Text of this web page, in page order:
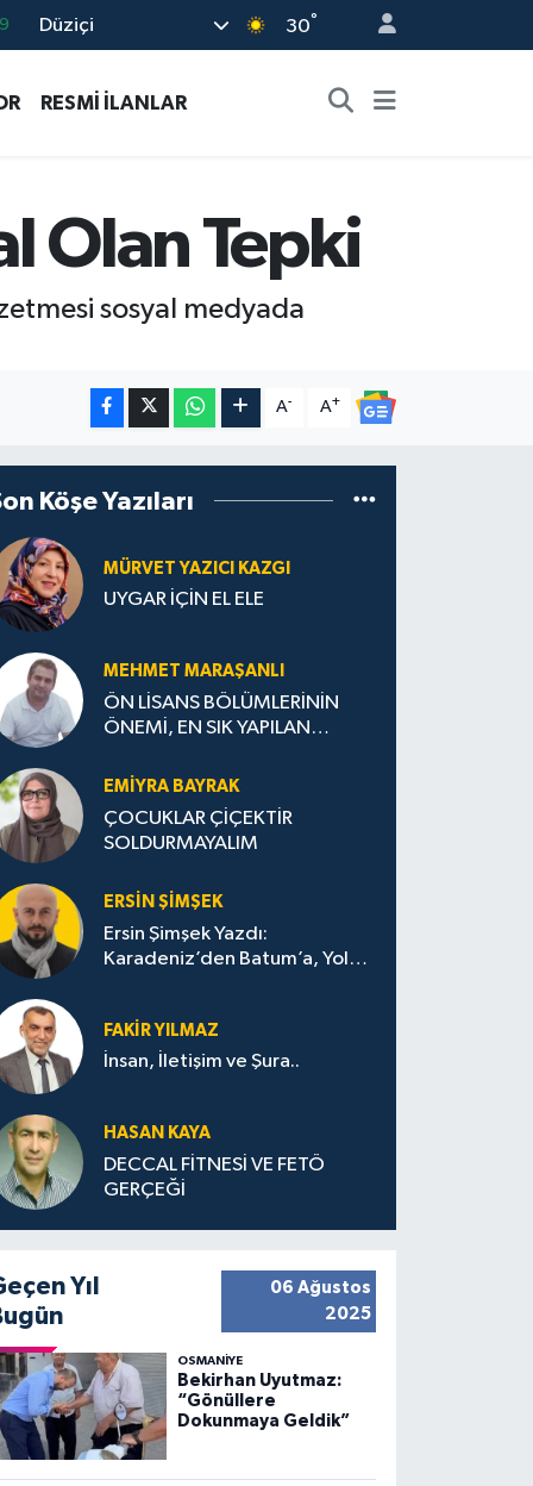
Düziçi 30°
RESMİ İLANLAR
Olan Tepki
sosyal medyada
A- A+
Köşe Yazıları
MÜRVET YAZICI KAZGI
UYGAR İÇİN EL ELE
MEHMET MARAŞANLI
ÖN LİSANS BÖLÜMLERİNİN
ÖNEMİ, EN SIK YAPILAN
STRATEJİLERİ
EMIYRA BAYRAK
ÇOCUKLAR ÇİÇEKTİR
SOLDURMAYALIM
ERSIN ŞIMŞEK
Ersin Şimşek Yazdı:
Karadeniz’den Batum’a, Yolun
FAKIR YILMAZ
İnsan, İletişim ve Şura..
HASAN KAYA
DECCAL FİTNESİ VE FETÖ
GERÇEĞİ
Yıl
06 Ağustos
2025
OSMANIYE
Bekirhan Uyutmaz:
“Gönüllere
Dokunmaya Geldik”